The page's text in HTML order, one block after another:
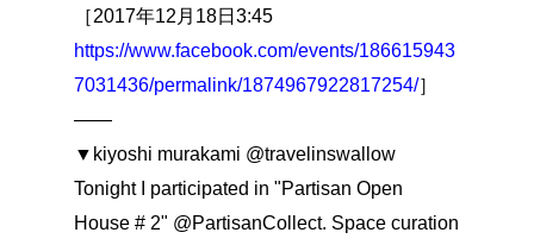
［2017年12月18日3:45
https://www.facebook.com/events/186615943
7031436/permalink/1874967922817254/］
――
▼kiyoshi murakami @travelinswallow
Tonight I participated in "Partisan Open
House # 2" @PartisanCollect. Space curation